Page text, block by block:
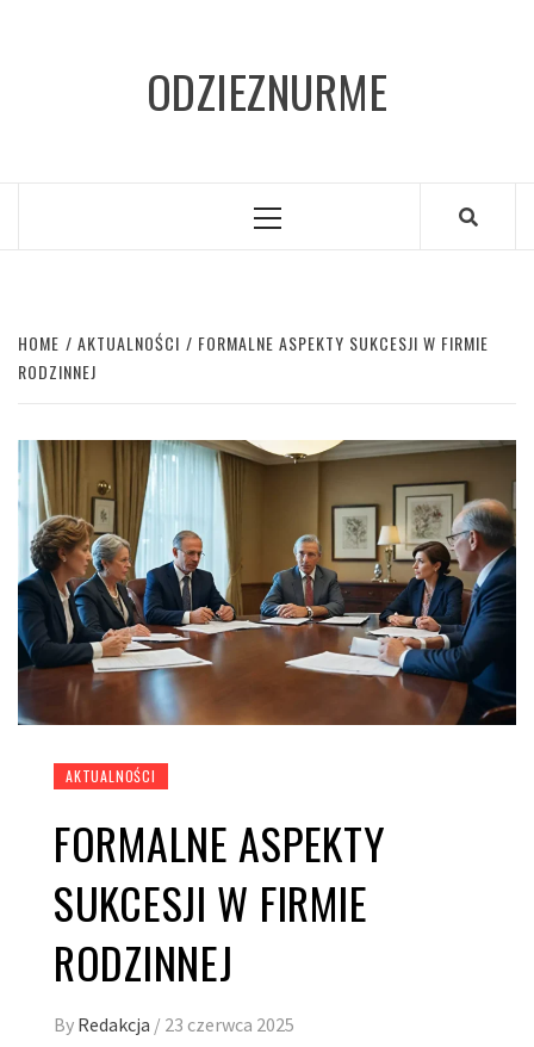
ODZIEZNURME
Primary
HOME AKTUALNOŚCI
FORMALNE ASPEKTY SUKCESJI W FIRMIE
RODZINNEJ
AKTUALNOŚCI
FORMALNE ASPEKTY
SUKCESJI W FIRMIE
RODZINNEJ
By Redakcja / 23 czerwca 2025